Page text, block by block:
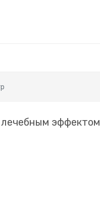
лечебным эффектом